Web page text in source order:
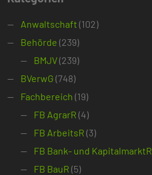
Anwaltschaft (102)
Behörde (239)
BMJV(239)
BVerwG (748)
Fachbereich (19)
FB AgrarR (4)
FB ArbeitsR (3)
FB Bank- und KapitalmarktR
FB BauR (5)